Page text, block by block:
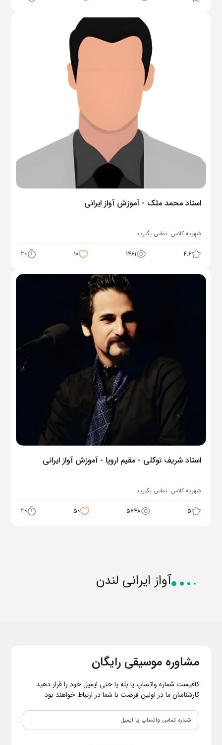
استاد محمد ملک - آموزش آواز ایرانی
شهریه کلاس: تماس بگیرید
4.6
1461
10
30
استاد شریف توکلی - مقیم اروپا - آموزش آواز ایرانی
شهریه کلاس: تماس بگیرید
5
5748
50
30
آواز ایرانی لندن
مشاوره موسیقی رایگان
کافیست شماره واتساپ یا بله یا حتی ایمیل خود را قرار دهید
کارشناسان ما در اولین فرصت با شما در ارتباط خواهند بود